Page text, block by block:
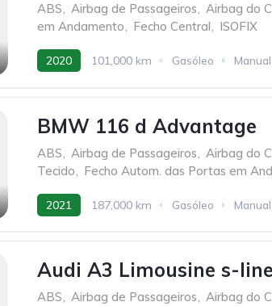
ABS, Airbag de Passageiros, Airbag do
em Andamento, Fecho Central, ISOFIX
2020 101,000 km Gasóleo
BMW 116 d Advantage
ABS Airbag de Passageiros Airbag do
Tecido
Fecho Autom. das Portas em
2021 187,000 km Gasóleo
Audi A3 Limousine s-line
ABS, Airbag de Passageiros, Airbag do